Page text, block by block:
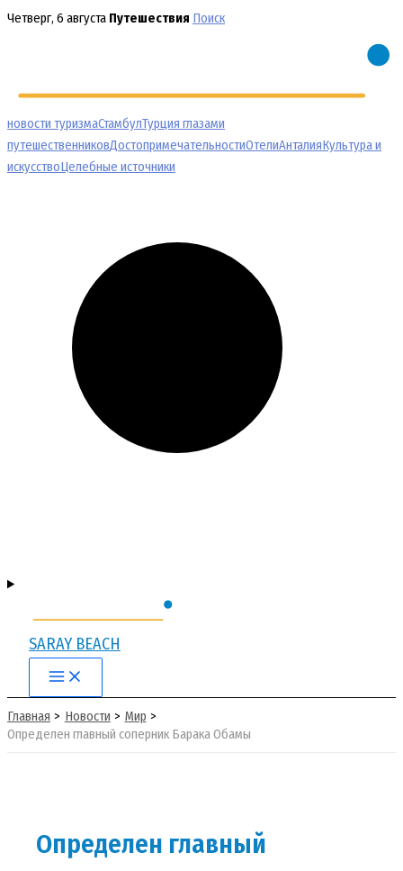
Перейти
Четверг, 6 августа Путешествия Поиск
новости туризмаСтамбулТурция глазами
путешественниковДостопримечательностиОтелиАнталияКультура и
искусствоЦелебные источники
SARAY BEACH
Main
Menu
Главная Новости
Мир
Определен главный соперник Барака Обамы
Определен главный